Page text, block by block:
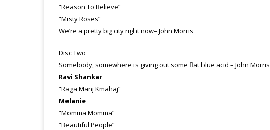
“Reason To Believe”
“Misty Roses”
We’re a pretty big city right now– John Morris
Disc Two
Somebody, somewhere is giving out some flat blue acid – John Morris
Ravi Shankar
“Raga Manj Kmahaj”
Melanie
“Momma Momma”
“Beautiful People”